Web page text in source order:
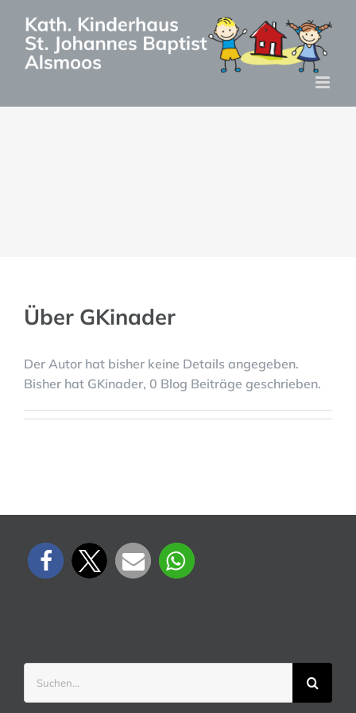
Inhalt
springen
Über GKinader
Der Autor hat bisher keine Details angegeben.
Bisher hat GKinader, 0 Blog Beiträge geschrieben.
nach: